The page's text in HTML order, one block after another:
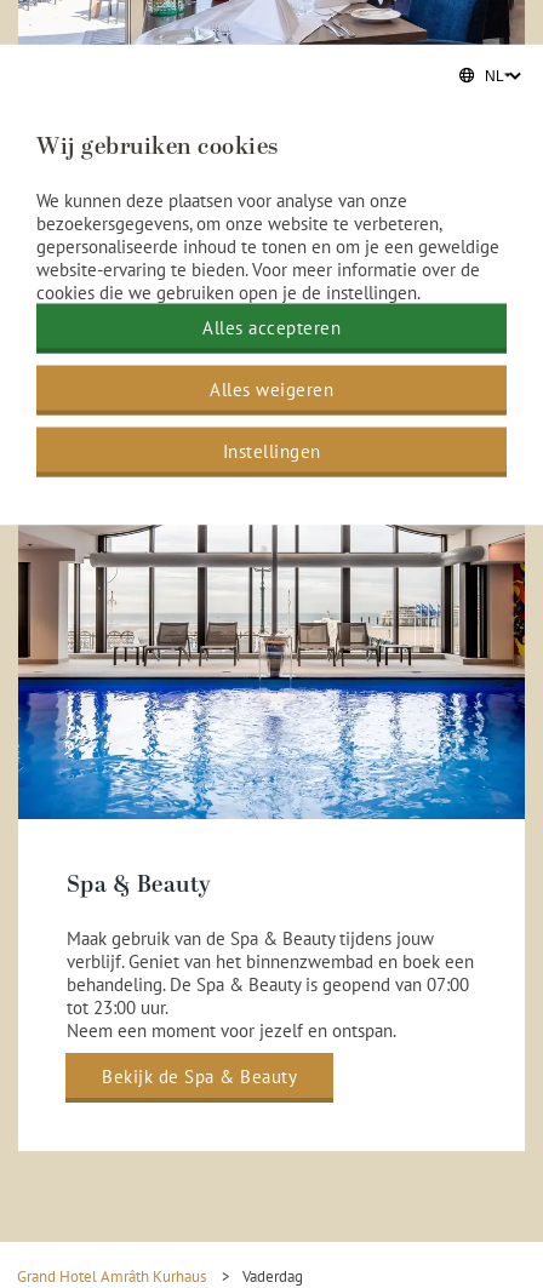
Dineren in Waves
Bij restaurant Waves nemen wij jou graag mee op
een culinaire reis. Geniet van verfijnde gerechten,
bereid door onze chef, in een stijlvolle ambiance.
Bekijk het menu en reserveer alvast een tafel.
Reserveren
Bekijk menu
Spa & Beauty
Maak gebruik van de Spa & Beauty tijdens jouw
verblijf. Geniet van het binnenzwembad en boek een
behandeling. De Spa & Beauty is geopend van 07:00
tot 23:00 uur.
Neem een moment voor jezelf en ontspan.
Bekijk de Spa & Beauty
Grand Hotel Amrâth Kurhaus > Vaderdag
Wij gebruiken cookies
We kunnen deze plaatsen voor analyse van onze
bezoekersgegevens, om onze website te verbeteren,
gepersonaliseerde inhoud te tonen en om je een geweldige
website-ervaring te bieden. Voor meer informatie over de
cookies die we gebruiken open je de instellingen.
Alles accepteren
Alles weigeren
Instellingen